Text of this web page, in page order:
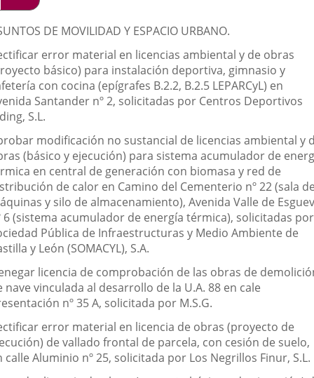
DE MOVILIDAD Y ESPACIO URBANO.
error material en licencias ambiental y de obras
básico) para instalación deportiva, gimnasio y
con cocina (epígrafes B.2.2, B.2.5 LEPARCyL) en
Santander nº 2, solicitadas por Centros Deportivos
S.L.
modificación no sustancial de licencias ambiental y
(básico y ejecución) para sistema acumulador de
en central de generación con biomasa y red de
de calor en Camino del Cementerio nº 22 (sala
y silo de almacenamiento), Avenida Valle de
6 (sistema acumulador de energía térmica), solicitadas por
Pública de Infraestructuras y Medio Ambiente de
y León (SOMACYL), S.A.
licencia de comprobación de las obras de
nave vinculada al desarrollo de la U.A. 88 en cale
nº 35 A, solicitada por M.S.G.
error material en licencia de obras (proyecto de
de vallado frontal de parcela, con cesión de suelo,
calle Aluminio nº 25, solicitada por Los Negrillos Finur, S.L.